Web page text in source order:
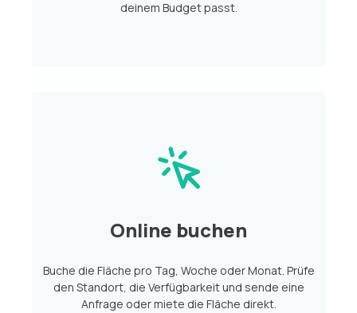
deinem Budget passt.
Online buchen
Buche die Fläche pro Tag, Woche oder Monat. Prüfe
den Standort, die Verfügbarkeit und sende eine
Anfrage oder miete die Fläche direkt.